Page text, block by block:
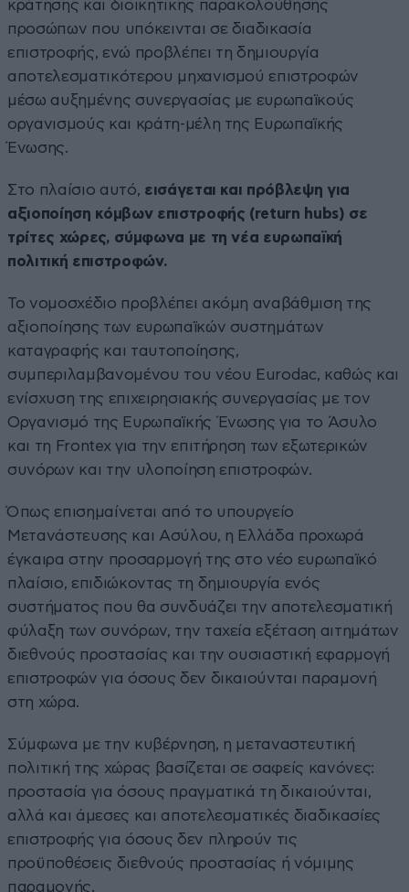
κράτησης και διοικητικής παρακολούθησης
προσώπων που υπόκεινται σε διαδικασία
επιστροφής, ενώ προβλέπει τη δημιουργία
αποτελεσματικότερου μηχανισμού επιστροφών
μέσω αυξημένης συνεργασίας με ευρωπαϊκούς
οργανισμούς και κράτη-μέλη της Ευρωπαϊκής
Ένωσης.
Στο πλαίσιο αυτό, εισάγεται και πρόβλεψη για
αξιοποίηση κόμβων επιστροφής (return hubs) σε
τρίτες χώρες, σύμφωνα με τη νέα ευρωπαϊκή
πολιτική επιστροφών.
Το νομοσχέδιο προβλέπει ακόμη αναβάθμιση της
αξιοποίησης των ευρωπαϊκών συστημάτων
καταγραφής και ταυτοποίησης,
συμπεριλαμβανομένου του νέου Eurodac, καθώς και
ενίσχυση της επιχειρησιακής συνεργασίας με τον
Οργανισμό της Ευρωπαϊκής Ένωσης για το Άσυλο
και τη Frontex για την επιτήρηση των εξωτερικών
συνόρων και την υλοποίηση επιστροφών.
Όπως επισημαίνεται από το υπουργείο
Μετανάστευσης και Ασύλου, η Ελλάδα προχωρά
έγκαιρα στην προσαρμογή της στο νέο ευρωπαϊκό
πλαίσιο, επιδιώκοντας τη δημιουργία ενός
συστήματος που θα συνδυάζει την αποτελεσματική
φύλαξη των συνόρων, την ταχεία εξέταση αιτημάτων
διεθνούς προστασίας και την ουσιαστική εφαρμογή
επιστροφών για όσους δεν δικαιούνται παραμονή
στη χώρα.
Σύμφωνα με την κυβέρνηση, η μεταναστευτική
πολιτική της χώρας βασίζεται σε σαφείς κανόνες:
προστασία για όσους πραγματικά τη δικαιούνται,
αλλά και άμεσες και αποτελεσματικές διαδικασίες
επιστροφής για όσους δεν πληρούν τις
προϋποθέσεις διεθνούς προστασίας ή νόμιμης
παραμονής.